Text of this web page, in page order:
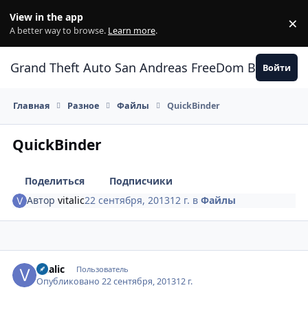
View in the app
A better way to browse. Learn more. ×
Grand Theft Auto San Andreas FreeDom Воронеж
Войти
Главная Разное Файлы QuickBinder
QuickBinder
Поделиться
Подписчики
Авторvitalic22 сентября, 201312 г. вФайлы
vitalic Пользователь
Опубликовано22 сентября, 201312 г.